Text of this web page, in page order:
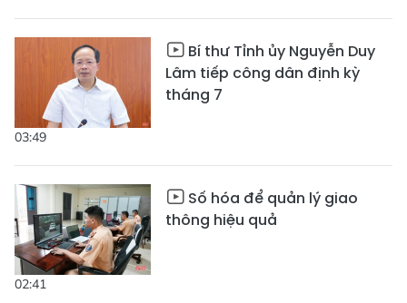
03:49
Bí thư Tỉnh ủy Nguyễn Duy
Lâm tiếp công dân định kỳ
tháng 7
02:41
Số hóa để quản lý giao
thông hiệu quả